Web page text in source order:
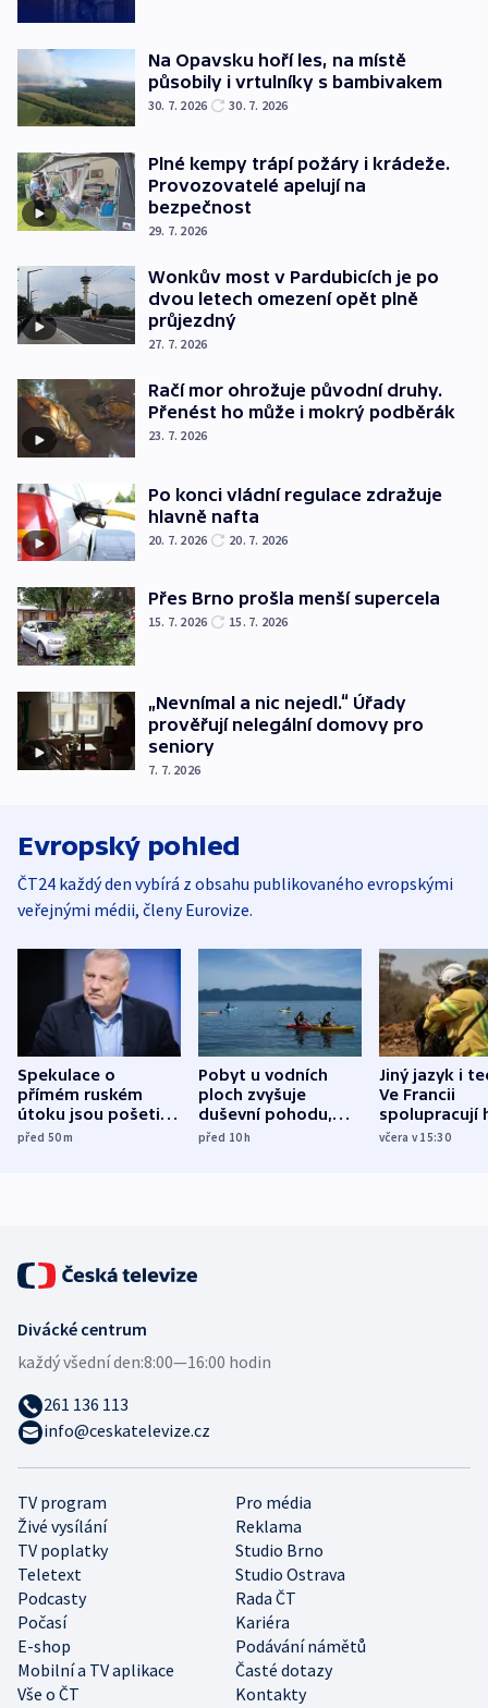
Na Opavsku hoří les, na místě
působily i vrtulníky s bambivakem
30. 7. 2026 30. 7. 2026
Plné kempy trápí požáry i krádeže.
Provozovatelé apelují na
bezpečnost
29. 7. 2026
Wonkův most v Pardubicích je po
dvou letech omezení opět plně
průjezdný
27. 7. 2026
Račí mor ohrožuje původní druhy.
Přenést ho může i mokrý podběrák
23. 7. 2026
Po konci vládní regulace zdražuje
hlavně nafta
20. 7. 2026 20. 7. 2026
Přes Brno prošla menší supercela
15. 7. 2026 15. 7. 2026
„Nevnímal a nic nejedl.“ Úřady
prověřují nelegální domovy pro
seniory
7. 7. 2026
Evropský pohled
ČT24 každý den vybírá z obsahu publikovaného evropskými
veřejnými médii, členy Eurovize.
Spekulace o
přímém ruském
útoku jsou pošetilé,
míní estonský
před 50m
Pobyt u vodních
ploch zvyšuje
duševní pohodu,
ukázala
před 10h
Jiný jazyk i
Ve Francii
spolupracují
různých zemí
včera v 15:30
TV program
Pro média
Živé vysílání
Reklama
TV poplatky
Studio Brno
Teletext
Studio Ostrava
Podcasty
Rada ČT
Počasí
Kariéra
E-shop
Podávání námětů
Mobilní a TV aplikace
Časté dotazy
Vše o ČT
Kontakty
Divácké centrum
každý všední den:8:00—16:00 hodin
261 136 113
info@ceskatelevize.cz